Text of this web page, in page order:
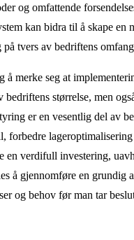
og omfattende
kan bidra til å skape en
på tvers av bedriftens
å merke seg at
bedriftens størrelse, men
er en vesentlig del av
forbedre
en verdifull investering,
å gjennomføre en grundig
og behov før man tar